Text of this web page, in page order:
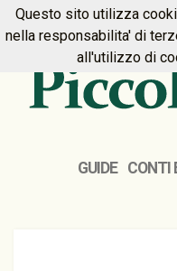
HOME PREMIUM
GUIDE CONTI
Questo sito utilizza
nella responsabilita' di
all'utilizzo di